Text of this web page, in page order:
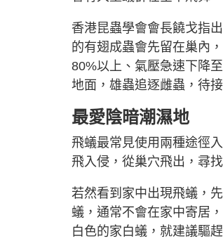
香港昆蟲學會會長饒戈指
的有翅成蟲會先留在巢內
80%以上、氣壓急速下降
地面，雄蟲追逐雌蟲，待
最愛陰暗潮濕地
飛蟻最常見使用兩種途徑
飛入侵，從巢穴飛出，尋
若然看到家中出現飛蟻，
蟻，通常不會在家中寄居
白色的家白蟻，就建議驅